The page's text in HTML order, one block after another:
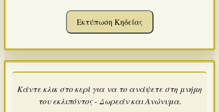
Εκτύπωση Κηδείας
Κάντε κλικ στο κερί για να το ανάψετε στη μνήμη
του εκλιπόντος - Δωρεάν και Ανώνυμα.